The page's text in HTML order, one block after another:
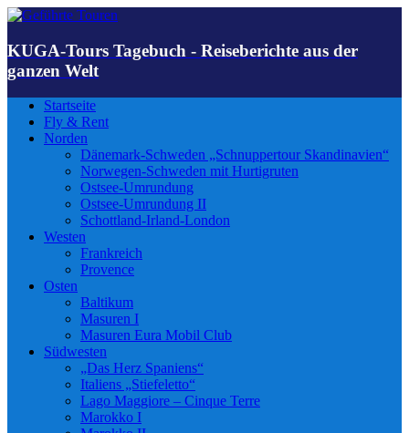
KUGA-Tours Tagebuch - Reiseberichte aus der
ganzen Welt
Startseite
Fly & Rent
Norden
Dänemark-Schweden „Schnuppertour Skandinavien“
Norwegen-Schweden mit Hurtigruten
Ostsee-Umrundung
Ostsee-Umrundung II
Schottland-Irland-London
Westen
Frankreich
Provence
Osten
Baltikum
Masuren I
Masuren Eura Mobil Club
Südwesten
„Das Herz Spaniens“
Italiens „Stiefeletto“
Lago Maggiore – Cinque Terre
Marokko I